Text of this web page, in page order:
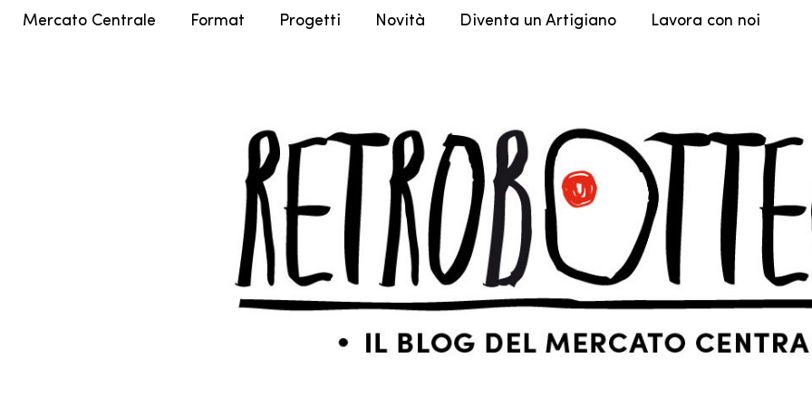
Mercato Centrale Format Progetti Novità Diventa un Artigiano Lavora con noi